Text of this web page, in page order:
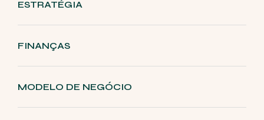
ESTRATÉGIA
FINANÇAS
MODELO DE NEGÓCIO